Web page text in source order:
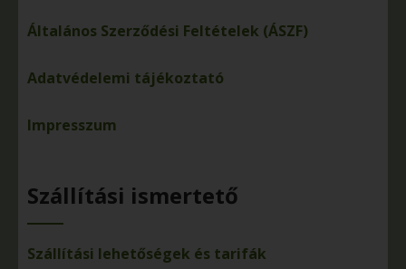
Általános Szerződési Feltételek (ÁSZF)
Adatvédelemi tájékoztató
Impresszum
Szállítási ismertető
Szállítási lehetőségek és tarifák